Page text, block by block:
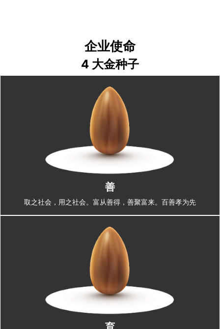
企业使命
4 大金种子
善
取之社会，用之社会。富从善得，善聚富来。百善孝为先